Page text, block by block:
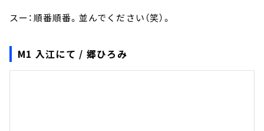
スー：順番順番。並んでください（笑）。
M1 入江にて / 郷ひろみ